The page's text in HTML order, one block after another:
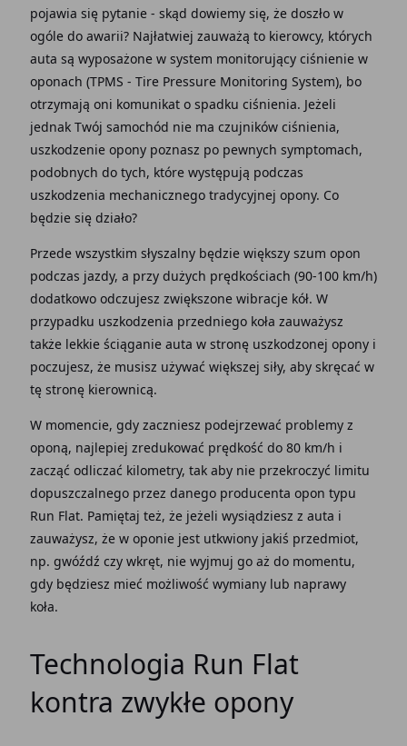
pojawia się pytanie - skąd dowiemy się, że doszło w
ogóle do awarii? Najłatwiej zauważą to kierowcy, których
auta są wyposażone w system monitorujący ciśnienie w
oponach (TPMS - Tire Pressure Monitoring System), bo
otrzymają oni komunikat o spadku ciśnienia. Jeżeli
jednak Twój samochód nie ma czujników ciśnienia,
uszkodzenie opony poznasz po pewnych symptomach,
podobnych do tych, które występują podczas
uszkodzenia mechanicznego tradycyjnej opony. Co
będzie się działo?
Przede wszystkim słyszalny będzie większy szum opon
podczas jazdy, a przy dużych prędkościach (90-100 km/h)
dodatkowo odczujesz zwiększone wibracje kół. W
przypadku uszkodzenia przedniego koła zauważysz
także lekkie ściąganie auta w stronę uszkodzonej opony i
poczujesz, że musisz używać większej siły, aby skręcać w
tę stronę kierownicą.
W momencie, gdy zaczniesz podejrzewać problemy z
oponą, najlepiej zredukować prędkość do 80 km/h i
zacząć odliczać kilometry, tak aby nie przekroczyć limitu
dopuszczalnego przez danego producenta opon typu
Run Flat. Pamiętaj też, że jeżeli wysiądziesz z auta i
zauważysz, że w oponie jest utkwiony jakiś przedmiot,
np. gwóźdź czy wkręt, nie wyjmuj go aż do momentu,
gdy będziesz mieć możliwość wymiany lub naprawy
koła.
Technologia Run Flat
kontra zwykłe opony